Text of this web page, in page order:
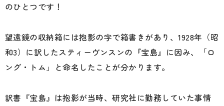
のひとつです！
望遠鏡の収納箱には抱影の字で箱書きがあり、1928年（昭
和3）に訳したスティーヴンスンの『宝島』に因み、「ロ
ング・トム」と命名したことが分かります。
訳書『宝島』は抱影が当時、研究社に勤務していた事情